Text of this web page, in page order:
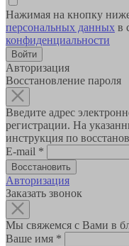
Нажимая на кнопку
персональных данных в
конфиденциальности
Авторизация
Восстановление пароля
Введите адрес
регистрации. На
инструкция по
E-mail *
Авторизация
Заказать звонок
Мы свяжемся с Вами в
Ваше имя *